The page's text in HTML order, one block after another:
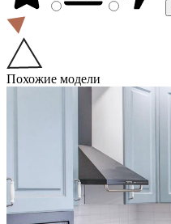
Похожие модели